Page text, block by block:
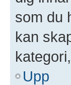
som du
kan
Upp